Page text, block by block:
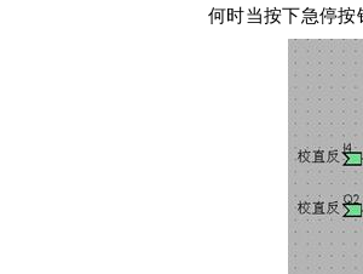
何时当按下急停按